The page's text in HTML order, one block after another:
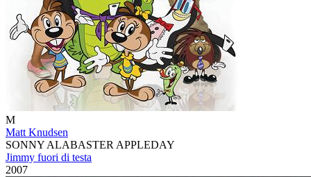
M
Matt Knudsen
SONNY ALABASTER APPLEDAY
Jimmy fuori di testa
2007